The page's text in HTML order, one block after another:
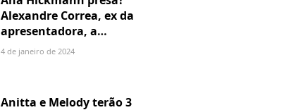
Alexandre Correa, ex da
apresentadora, a
denuncia por alienação
4 de janeiro de 2024
Anitta e Melody terão 3